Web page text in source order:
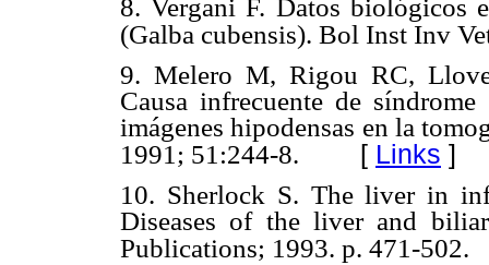
8. Vergani F. Datos biológicos
(Galba cubensis). Bol Inst Inv
9. Melero M, Rigou RC,
Causa infrecuente de
imágenes hipodensas en la
1991; 51:244-8. [ Links ]
10. Sherlock S. The liver in
Diseases of the liver and
Publications; 1993. p. 471-502.